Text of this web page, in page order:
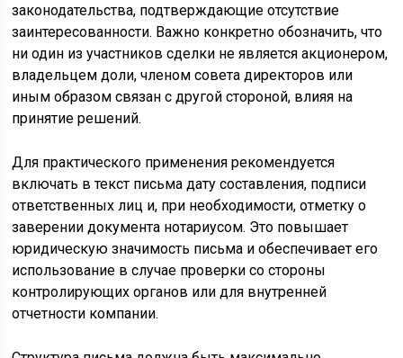
законодательства, подтверждающие отсутствие
заинтересованности. Важно конкретно обозначить, что
ни один из участников сделки не является акционером,
владельцем доли, членом совета директоров или
иным образом связан с другой стороной, влияя на
принятие решений.
Для практического применения рекомендуется
включать в текст письма дату составления, подписи
ответственных лиц и, при необходимости, отметку о
заверении документа нотариусом. Это повышает
юридическую значимость письма и обеспечивает его
использование в случае проверки со стороны
контролирующих органов или для внутренней
отчетности компании.